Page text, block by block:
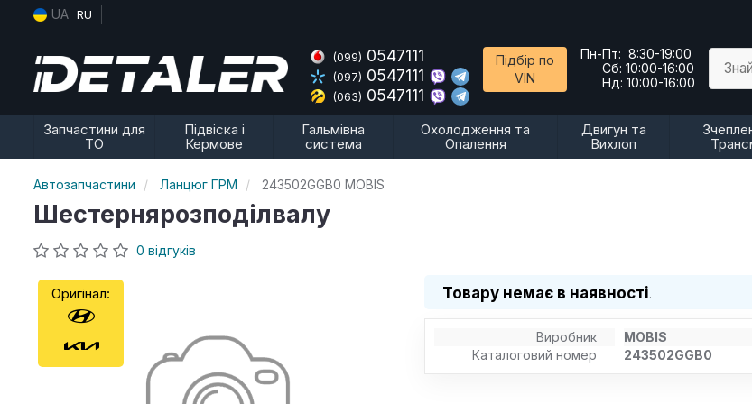
UA RU
(099) 0547111
(097) 0547111
(063) 0547111
Підбір по
VIN
Пн-Пт: 8:30-19:00
Сб: 10:00-16:00
Нд: 10:00-16:00
Запчастини для
ТО
Підвіска і
Кермове
Гальмівна
система
Охолодження та
Опалення
Двигун та
Вихлоп
Автозапчастини Ланцюг ГРМ 243502GGB0 MOBIS
Шестернярозподілвалу
0 відгуків
Оригінал: Товару немає в наявності.
Виробник
MOBIS
Каталоговий номер
243502GGB0